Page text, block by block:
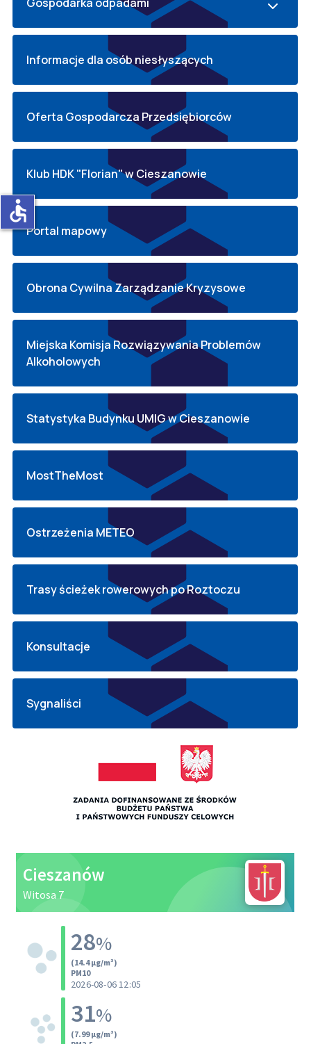
Informacje dla osób niesłyszących
Oferta Gospodarcza Przedsiębiorców
Klub HDK "Florian" w Cieszanowie
Portal mapowy
Obrona Cywilna Zarządzanie Kryzysowe
Miejska Komisja Rozwiązywania Problemów
Alkoholowych
Statystyka Budynku UMIG w Cieszanowie
MostTheMost
Ostrzeżenia METEO
Trasy ścieżek rowerowych po Roztoczu
Konsultacje
Sygnaliści
accessible